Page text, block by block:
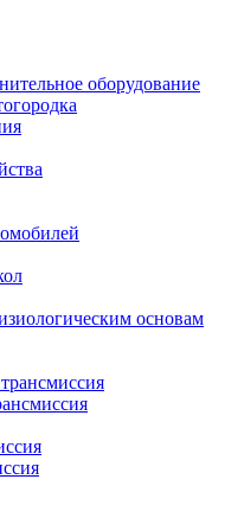
оборудование
основам